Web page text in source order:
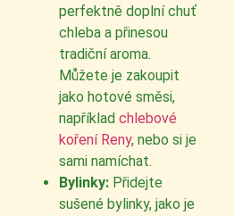
perfektně doplní chuť
chleba a přinesou
tradiční aroma.
Můžete je zakoupit
jako hotové směsi,
například chlebové
koření Reny, nebo si je
sami namíchat.
Bylinky: Přidejte
sušené bylinky, jako je